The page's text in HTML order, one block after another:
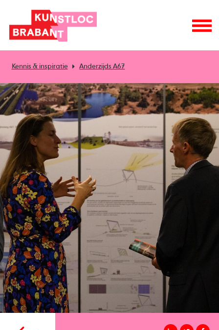
Kennis & inspiratie Anderzijds A67